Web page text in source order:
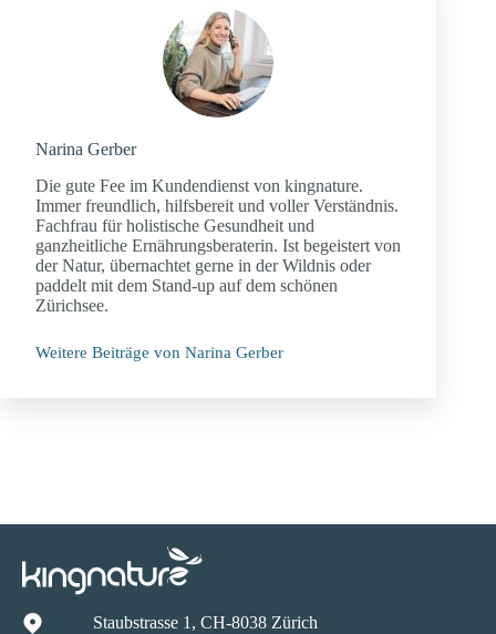
Narina Gerber
Die gute Fee im Kundendienst von kingnature.
Immer freundlich, hilfsbereit und voller Verständnis.
Fachfrau für holistische Gesundheit und
ganzheitliche Ernährungsberaterin. Ist begeistert von
der Natur, übernachtet gerne in der Wildnis oder
paddelt mit dem Stand-up auf dem schönen
Zürichsee.
Weitere Beiträge von Narina Gerber
Staubstrasse 1, CH-8038 Zürich